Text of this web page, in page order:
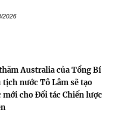
2026
Australia của Tổng Bí
tịch nước Tô Lâm sẽ tạo
mới cho Đối tác Chiến lược